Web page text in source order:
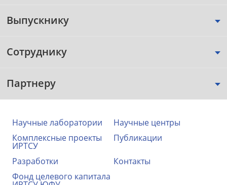
Выпускнику
Сотруднику
Партнеру
Научные лаборатории
Научные центры
Комплексные проекты
ИРТСУ
Публикации
Разработки
Контакты
Фонд целевого капитала